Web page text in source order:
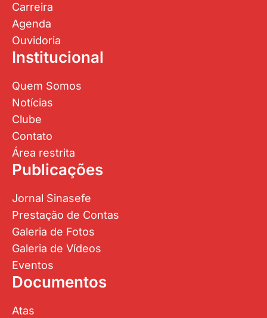
Carreira
Agenda
Ouvidoria
Institucional
Quem Somos
Notícias
Clube
Contato
Área restrita
Publicações
Jornal Sinasefe
Prestação de Contas
Galeria de Fotos
Galeria de Vídeos
Eventos
Documentos
Atas